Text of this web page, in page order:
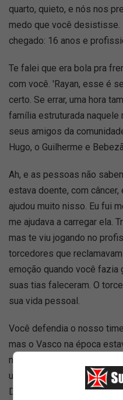
quarto, quieto, e nós nos
medo que você desistisse.
chegado: 16 anos e
Te falei que era bola pra
com você. 'Rayan, esse é
certo. Se errar, uma hora
família estruturada naquele
seus amigos da
Hugo, o Guilherme e
Ah, e as pessoas não
estava doente, com
ajudou muito nisso. Eu fui
me ajudava a carregar ela.
mas te viu jogando no
torcedores que
emoção quando você fazia
suas tias faleceram. O
sua vida pessoal.
Você defendia o nosso
mas o Vasco na época
não queríamos. Batemos o
um país em guerra e do
Diniz, foi quando tudo